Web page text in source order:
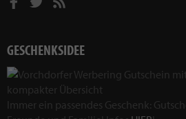
GESCHENKSIDEE
Immer ein passendes Geschenk: